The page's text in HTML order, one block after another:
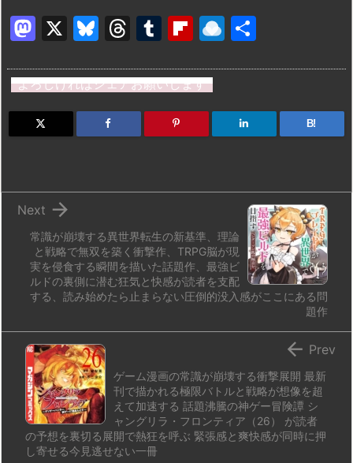
M
st
o
d
X
Bl
e
s
k
T
e
a
d
T
m
bl
r
Fl
b
o
ar
R
n
dr
o
よろしければシェアお願いします
B!
常識が崩壊する異世界転生の新基準、理論
と戦略で無双を築く衝撃作、TRPG脳が現
実を侵食する瞬間を描いた話題作、最強ビ
ルドの裏側に潜む狂気と快感が読者を支配
する、読み始めたら止まらない圧倒的没入感がここにある問
題作

Next
ゲーム漫画の常識が崩壊する衝撃展開 最新
刊で描かれる極限バトルと戦略が想像を超
えて加速する 話題沸騰の神ゲー冒険譚 シ
ャングリラ・フロンティア（26） が読者
の予想を裏切る展開で熱狂を呼ぶ 緊張感と爽快感が同時に押
し寄せる今見逃せない一冊
 Prev